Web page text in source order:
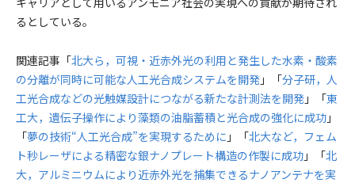
るとしている。
関連記事「北大ら，可視・近赤外光の利用と発生した水素・酸素
の分離が同時に可能な人工光合成システムを開発 」「分子研，人
工光合成などの光触媒設計につながる新たな計測法を開発 」「東
工大，遺伝子操作により藻類の油脂蓄積と光合成の強化に成功 」
「夢の技術“人工光合成”を実現するために 」「北大など，フェム
ト秒レーザによる精密な銀ナノプレート構造の作製に成功 」「北
大，アルミニウムにより近赤外光を捕集できるナノアンテナを実